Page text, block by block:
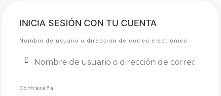
INICIA SESIÓN CON TU CUENTA
Nombre de usuario o dirección de correo electrónico
Contraseña